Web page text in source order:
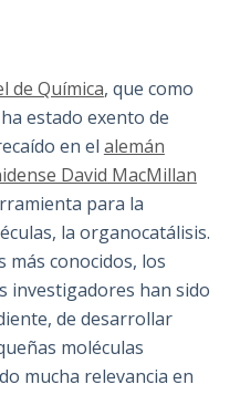
de Química, que como
estado exento de
en el alemán
David MacMillan
para la
la organocatálisis.
más conocidos, los
investigadores han sido
de desarrollar
moléculas
mucha relevancia en